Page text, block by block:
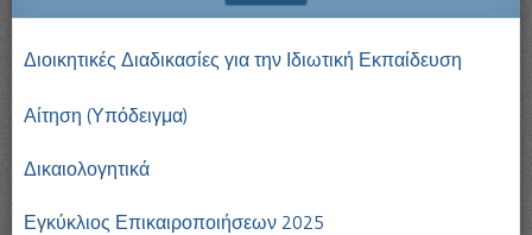
Διοικητικές Διαδικασίες για την Ιδιωτική Εκπαίδευση
Αίτηση (Υπόδειγμα)
Δικαιολογητικά
Εγκύκλιος Επικαιροποιήσεων 2025